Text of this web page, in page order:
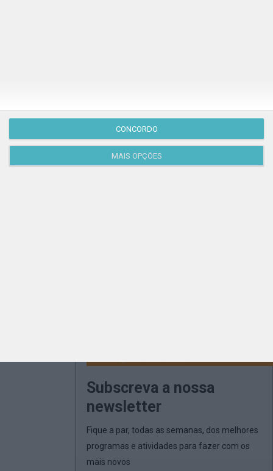
MAIS OPÇÕES
CONCORDO
Subscreva a nossa
newsletter
Fique a par, todas as semanas, dos melhores
programas e atividades para fazer com os
mais novos